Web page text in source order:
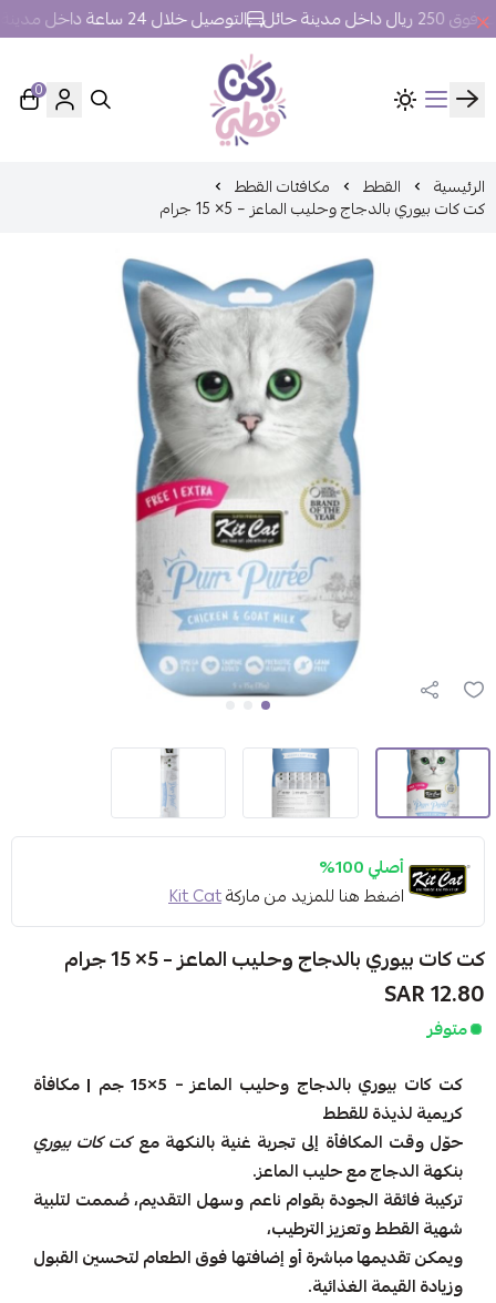
حائل التوصيل خلال 24 ساعة داخل مدينة حائل.
ركن قطي
0
الرئيسية القطط مكافئات القطط
كت كات بيوري بالدجاج وحليب الماعز – 5× 15 جرام
أصلي 100%
اضغط هنا للمزيد من ماركةKit Cat
كت كات بيوري بالدجاج وحليب الماعز – 5× 15 جرام
12.80 SAR
متوفر
كت كات بيوري بالدجاج وحليب الماعز – 5×15 جم | مكافأة
كريمية لذيذة للقطط
حوّل وقت المكافأة إلى تجربة غنية بالنكهة معكت كات بيوري
بنكهة الدجاج مع حليب الماعز.
تركيبة فائقة الجودة بقوام ناعم وسهل التقديم، صُممت لتلبية
شهية القطط وتعزيز الترطيب،
ويمكن تقديمها مباشرة أو إضافتها فوق الطعام لتحسين القبول
وزيادة القيمة الغذائية.